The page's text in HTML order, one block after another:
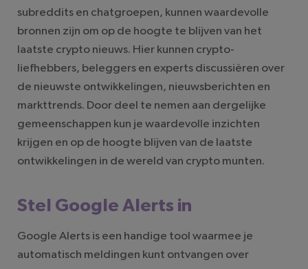
subreddits en chatgroepen, kunnen waardevolle
bronnen zijn om op de hoogte te blijven van het
laatste crypto nieuws. Hier kunnen crypto-
liefhebbers, beleggers en experts discussiëren over
de nieuwste ontwikkelingen, nieuwsberichten en
markttrends. Door deel te nemen aan dergelijke
gemeenschappen kun je waardevolle inzichten
krijgen en op de hoogte blijven van de laatste
ontwikkelingen in de wereld van crypto munten.
Stel Google Alerts in
Google Alerts is een handige tool waarmee je
automatisch meldingen kunt ontvangen over